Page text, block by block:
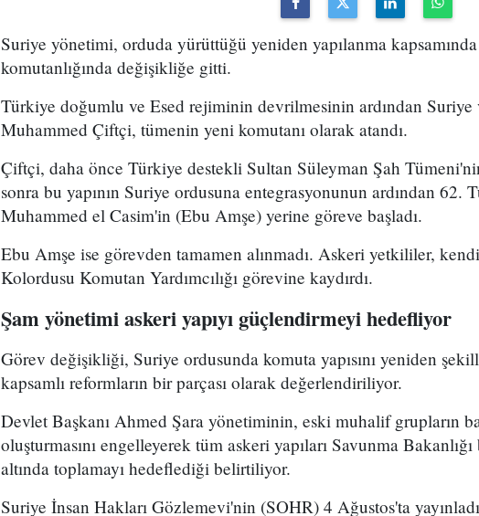
Suriye yönetimi, orduda yürüttüğü yeniden yapılanma
komutanlığında değişikliğe gitti.
Türkiye doğumlu ve Esed rejiminin devrilmesinin ardından Suriye
Muhammed Çiftçi, tümenin yeni komutanı olarak atandı.
Çiftçi, daha önce Türkiye destekli Sultan Süleyman Şah
sonra bu yapının Suriye ordusuna entegrasyonunun ardından 62.
Muhammed el Casim'in (Ebu Amşe) yerine göreve başladı.
Ebu Amşe ise görevden tamamen alınmadı. Askeri yetkililer,
Kolordusu Komutan Yardımcılığı görevine kaydırdı.
Şam yönetimi askeri yapıyı güçlendirmeyi hedefliyor
Görev değişikliği, Suriye ordusunda komuta yapısını yeniden
kapsamlı reformların bir parçası olarak değerlendiriliyor.
Devlet Başkanı Ahmed Şara yönetiminin, eski muhalif grupların
oluşturmasını engelleyerek tüm askeri yapıları Savunma
altında toplamayı hedeflediği belirtiliyor.
Suriye İnsan Hakları Gözlemevi'nin (SOHR) 4 Ağustos'ta